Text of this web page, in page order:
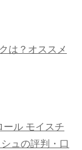
は？オススメ
ール モイスチ
ュの評判・口